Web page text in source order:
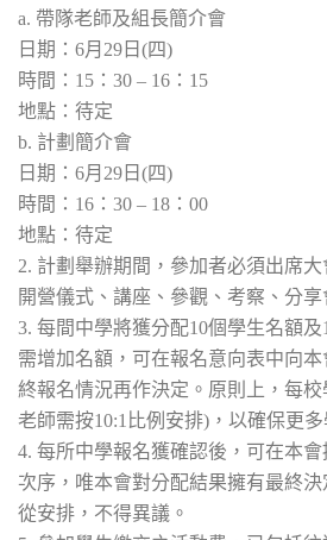
a. 帶隊老師及組長簡介會
日期：6月29日(四)
時間：15：30 – 16：15
地點：待定
b. 計劃簡介會
日期：6月29日(四)
時間：16：30 – 18：00
地點：待定
2. 計劃舉辦期間，參加者必須出席
開營儀式、講座、參觀、考察、分享
3. 每間中學將獲分配10個學生名額
需增加名額，可在報名意向表中向
終報名情況再作決定。原則上，每
老師需按10:1比例安排)，以確保更
4. 每所中學報名獲確認後，可在本
次序，唯本會對分配結果擁有最終
從安排，不得異議。